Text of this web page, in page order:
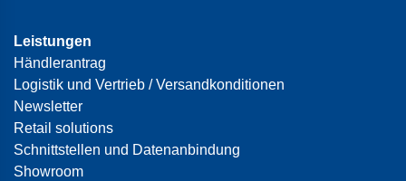
Leistungen
Händlerantrag
Logistik und Vertrieb / Versandkonditionen
Newsletter
Retail solutions
Schnittstellen und Datenanbindung
Showroom